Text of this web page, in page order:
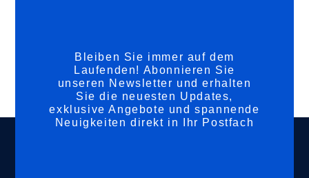
Bleiben Sie immer auf dem
Laufenden! Abonnieren Sie
unseren Newsletter und erhalten
Sie die neuesten Updates,
exklusive Angebote und spannende
Neuigkeiten direkt in Ihr Postfach